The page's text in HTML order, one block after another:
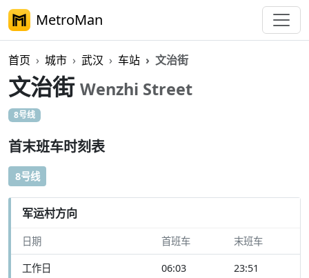
MetroMan
首页 城市 武汉 车站 文治街
文治街 Wenzhi Street
8号线
首末班车时刻表
8号线
军运村方向
日期 首班车 末班车
工作日 06:03 23:51